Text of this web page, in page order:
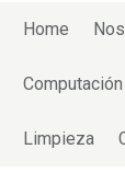
toHome
Computación
Limpieza